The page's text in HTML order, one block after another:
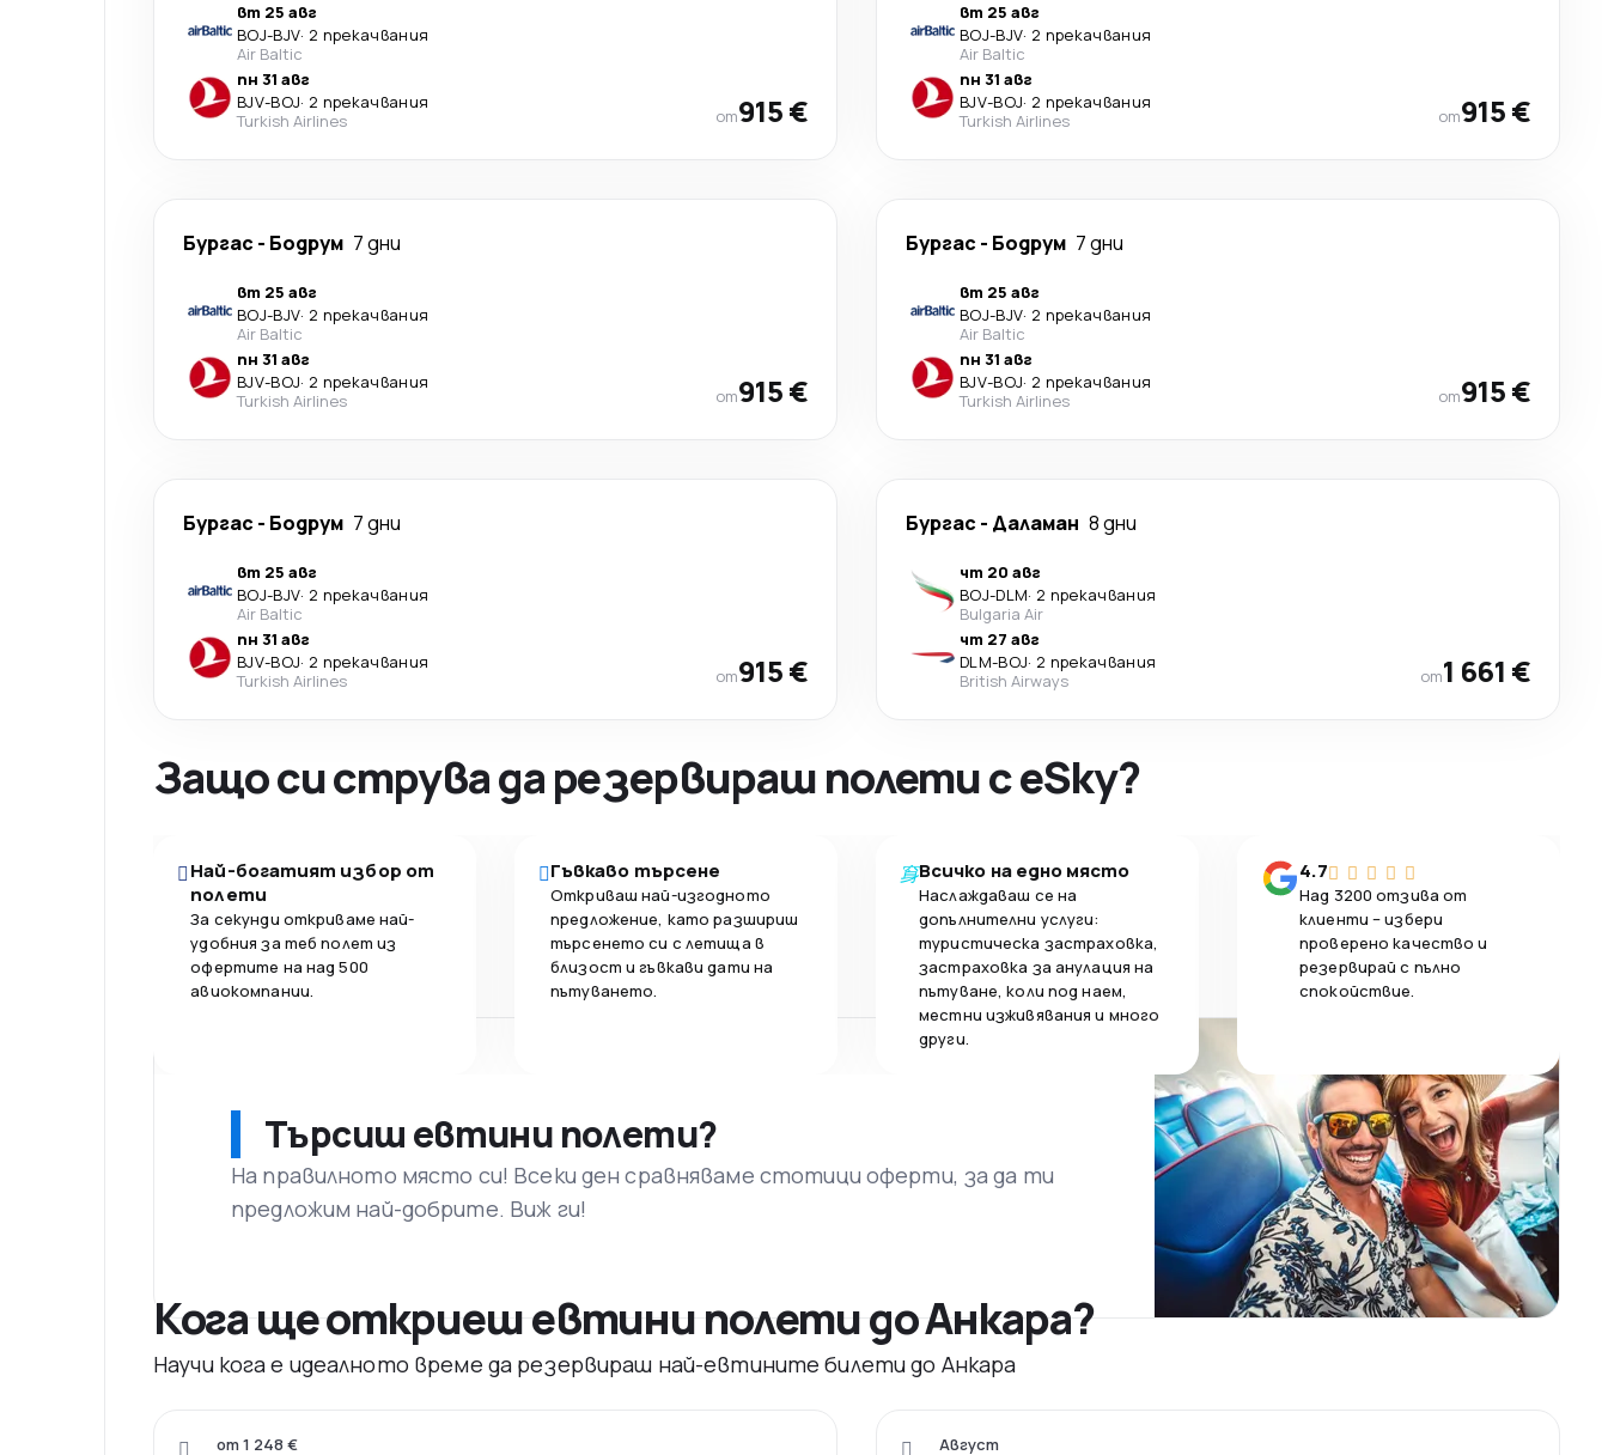
вт 25 авг
BOJ-BJV· 2 прекачвания
Air Baltic
пн 31 авг
BJV-BOJ· 2 прекачвания
Turkish Airlines
от915 €
вт 25 авг
BOJ-BJV· 2 прекачвания
Air Baltic
пн 31 авг
BJV-BOJ· 2 прекачвания
Turkish Airlines
от915 €
Бургас - Бодрум 7 дни
вт 25 авг
BOJ-BJV· 2 прекачвания
Air Baltic
пн 31 авг
BJV-BOJ· 2 прекачвания
Turkish Airlines
от915 €
Бургас - Бодрум 7 дни
вт 25 авг
BOJ-BJV· 2 прекачвания
Air Baltic
пн 31 авг
BJV-BOJ· 2 прекачвания
Turkish Airlines
от915 €
Бургас - Бодрум 7 дни
вт 25 авг
BOJ-BJV· 2 прекачвания
Air Baltic
пн 31 авг
BJV-BOJ· 2 прекачвания
Turkish Airlines
от915 €
Бургас - Даламан 8 дни
чт 20 авг
BOJ-DLM· 2 прекачвания
Bulgaria Air
чт 27 авг
DLM-BOJ· 2 прекачвания
British Airways
от1 661 €
Защо си струва да резервираш полети с eSky?
Най-богатият избор от
полети
За секунди откриваме най-
удобния за теб полет из
офертите на над 500
авиокомпании.
Гъвкаво търсене
Откриваш най-изгодното
предложение, като разшириш
търсенето си с летища в
близост и гъвкави дати на
пътуването.
Всичко на едно място
Наслаждаваш се на
допълнителни услуги:
туристическа застраховка,
застраховка за анулация на
пътуване, коли под наем,
местни изживявания и много
други.
4.7
Над 3200 отзива от
клиенти – избери
проверено качество и
резервирай с пълно
спокойствие.
Търсиш евтини полети?
На правилното място си! Всеки ден сравняваме стотици оферти, за да ти
предложим най-добрите. Виж ги!
Кога ще откриеш евтини полети до Анкара?
Научи кога е идеалното време да резервираш най-евтините билети до Анкара
от 1 248 € Август